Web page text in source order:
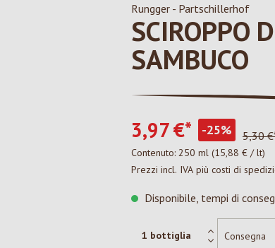
Rungger - Partschillerhof
SCIROPPO
SAMBUCO
3,97 €* -25% 5,30
Contenuto: 250 ml (15,88 € / lt)
Prezzi incl. IVA più costi di
Disponibile, tempi di